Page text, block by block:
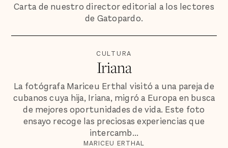
Carta de nuestro director editorial a los lectores
de Gatopardo.
CULTURA
Iriana
La fotógrafa Mariceu Erthal visitó a una pareja de
cubanos cuya hija, Iriana, migró a Europa en busca
de mejores oportunidades de vida. Este foto
ensayo recoge las preciosas experiencias que
intercamb...
MARICEU ERTHAL